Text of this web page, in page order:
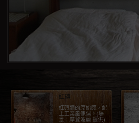
紅磚
紅磚牆的原始感，配
上工業風傢俱。(場
景：摩登波麗 提供)